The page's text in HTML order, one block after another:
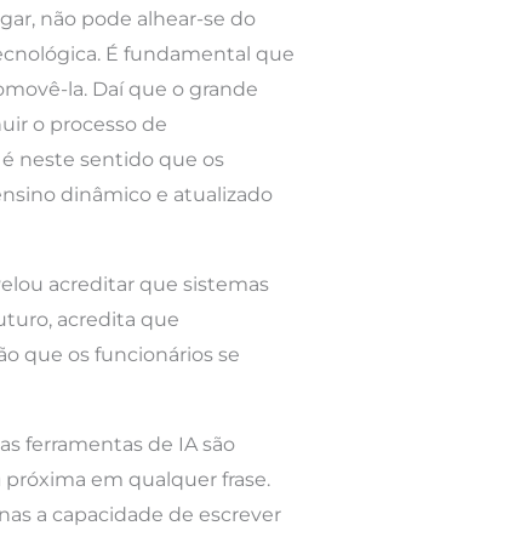
não pode alhear-se do
É fundamental que
la. Daí que o grande
o processo de
neste sentido que os
dinâmico e atualizado
acreditar que sistemas
acredita que
que os funcionários se
ferramentas de IA são
em qualquer frase.
a capacidade de escrever